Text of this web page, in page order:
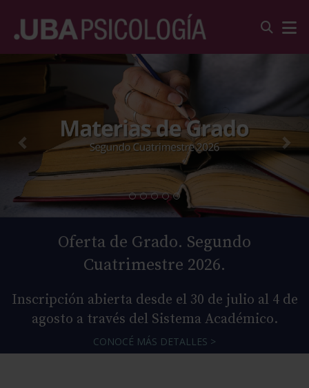
Oferta de Grado. Segundo
Cuatrimestre 2026.
Inscripción abierta desde el 30 de julio al 4 de
agosto a través del Sistema Académico.
CONOCÉ MÁS DETALLES >